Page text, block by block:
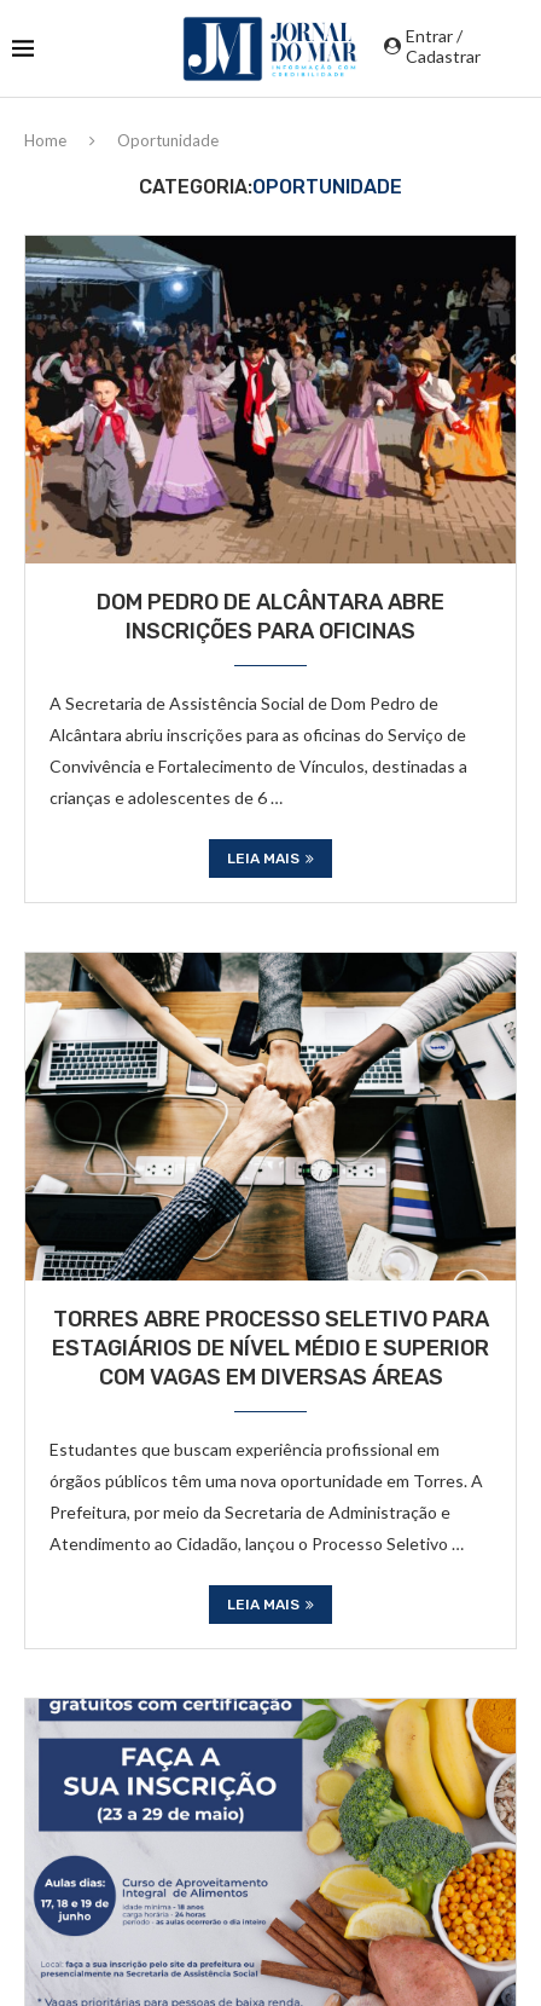
Entrar /
Cadastrar
Home Oportunidade
CATEGORIA:OPORTUNIDADE
DOM PEDRO DE ALCÂNTARA ABRE
INSCRIÇÕES PARA OFICINAS
A Secretaria de Assistência Social de Dom Pedro de
Alcântara abriu inscrições para as oficinas do Serviço de
Convivência e Fortalecimento de Vínculos, destinadas a
crianças e adolescentes de 6 …
LEIA MAIS
TORRES ABRE PROCESSO SELETIVO PARA
ESTAGIÁRIOS DE NÍVEL MÉDIO E SUPERIOR
COM VAGAS EM DIVERSAS ÁREAS
Estudantes que buscam experiência profissional em
órgãos públicos têm uma nova oportunidade em Torres. A
Prefeitura, por meio da Secretaria de Administração e
Atendimento ao Cidadão, lançou o Processo Seletivo …
LEIA MAIS